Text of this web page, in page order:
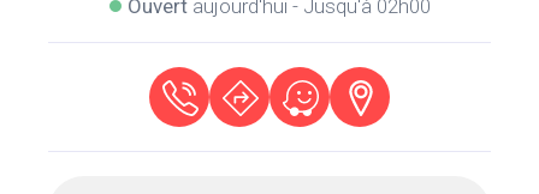
Ouvertaujourd'hui - Jusqu'à 02h00